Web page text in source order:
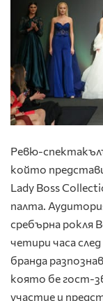
Ревю-
който
Lady Boss
палта.
сребърна рокля
четири часа
бранда
която бе гост-
участие и